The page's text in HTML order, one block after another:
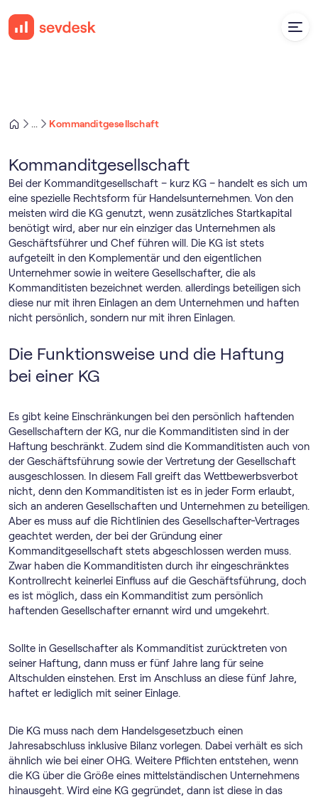
Kommanditgesellschaft
Kommanditgesellschaft
Bei der Kommanditgesellschaft – kurz KG – handelt es sich um
eine spezielle Rechtsform für Handelsunternehmen. Von den
meisten wird die KG genutzt, wenn zusätzliches Startkapital
benötigt wird, aber nur ein einziger das Unternehmen als
Geschäftsführer und Chef führen will. Die KG ist stets
aufgeteilt in den Komplementär und den eigentlichen
Unternehmer sowie in weitere Gesellschafter, die als
Kommanditisten bezeichnet werden. allerdings beteiligen sich
diese nur mit ihren Einlagen an dem Unternehmen und haften
nicht persönlich, sondern nur mit ihren Einlagen.
Die Funktionsweise und die Haftung
bei einer KG
Es gibt keine Einschränkungen bei den persönlich haftenden
Gesellschaftern der KG, nur die Kommanditisten sind in der
Haftung beschränkt. Zudem sind die Kommanditisten auch von
der Geschäftsführung sowie der Vertretung der Gesellschaft
ausgeschlossen. In diesem Fall greift das Wettbewerbsverbot
nicht, denn den Kommanditisten ist es in jeder Form erlaubt,
sich an anderen Gesellschaften und Unternehmen zu beteiligen.
Aber es muss auf die Richtlinien des Gesellschafter-Vertrages
geachtet werden, der bei der Gründung einer
Kommanditgesellschaft stets abgeschlossen werden muss.
Zwar haben die Kommanditisten durch ihr eingeschränktes
Kontrollrecht keinerlei Einfluss auf die Geschäftsführung, doch
es ist möglich, dass ein Kommanditist zum persönlich
haftenden Gesellschafter ernannt wird und umgekehrt.
Sollte in Gesellschafter als Kommanditist zurücktreten von
seiner Haftung, dann muss er fünf Jahre lang für seine
Altschulden einstehen. Erst im Anschluss an diese fünf Jahre,
haftet er lediglich mit seiner Einlage.
Die KG muss nach dem Handelsgesetzbuch einen
Jahresabschluss inklusive Bilanz vorlegen. Dabei verhält es sich
ähnlich wie bei einer OHG. Weitere Pflichten entstehen, wenn
die KG über die Größe eines mittelständischen Unternehmens
hinausgeht. Wird eine KG gegründet, dann ist diese in das